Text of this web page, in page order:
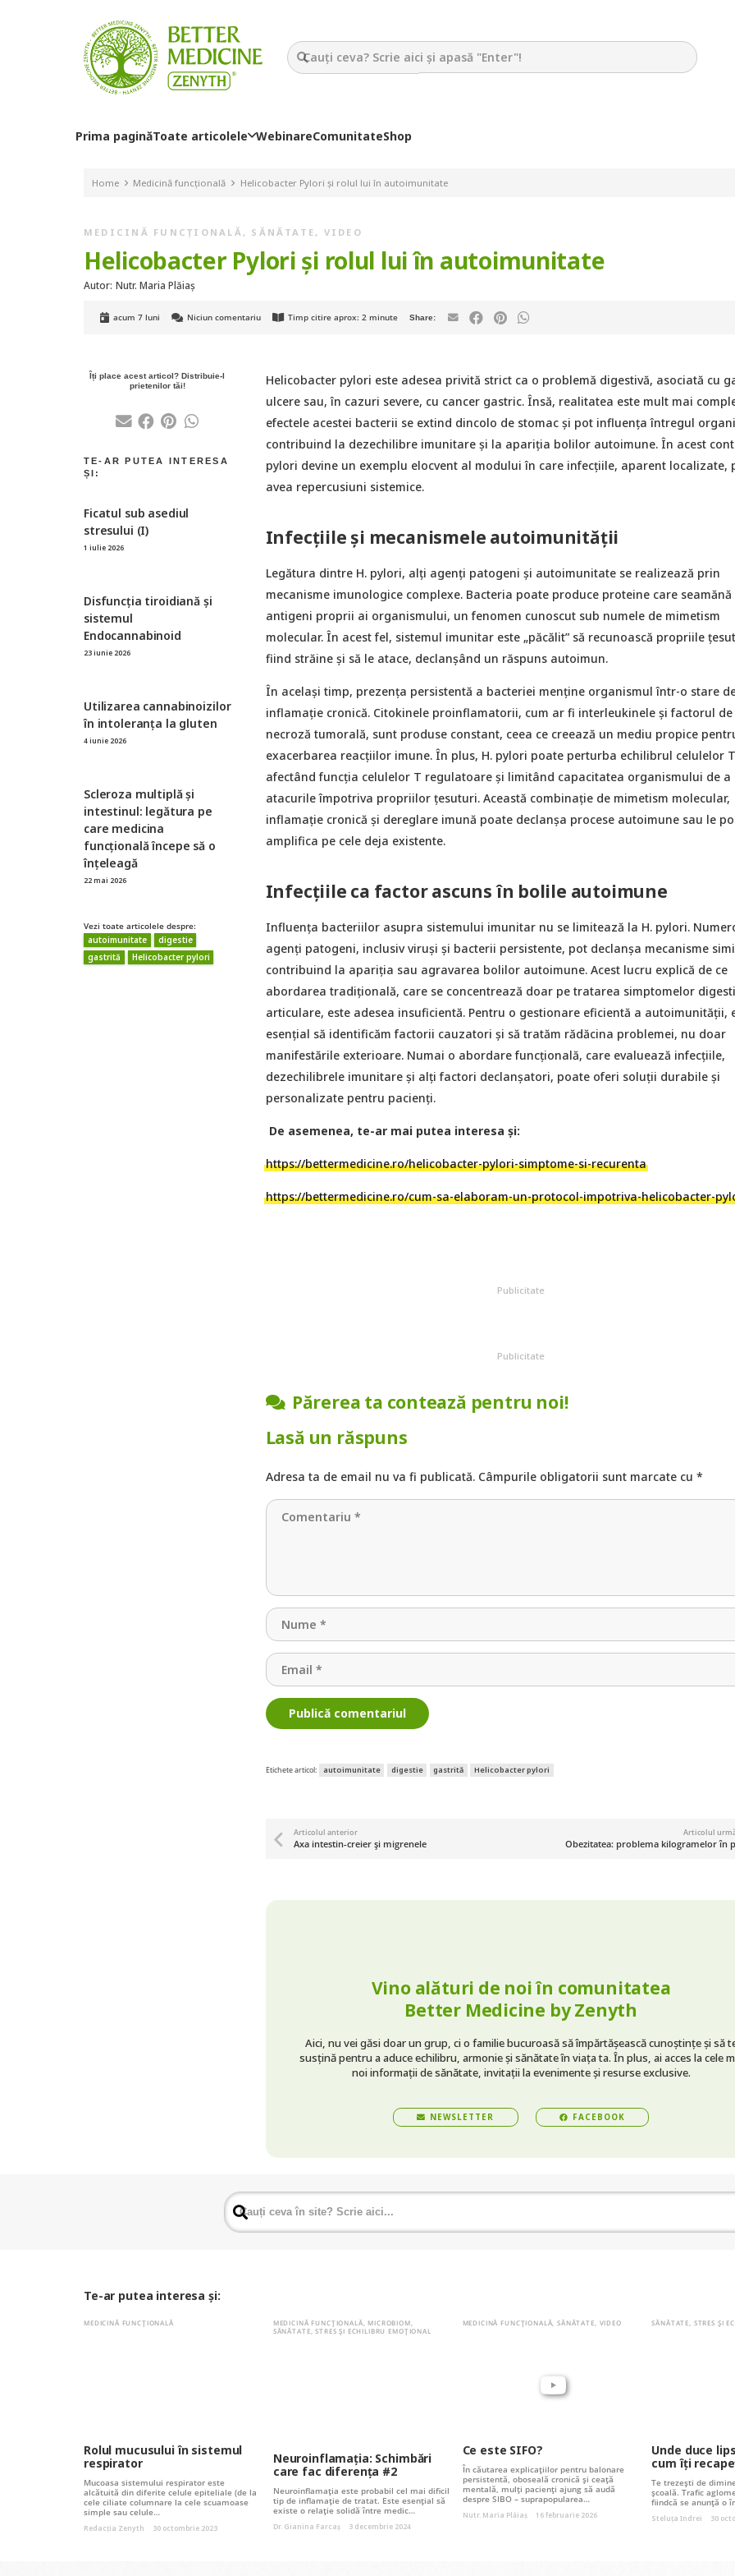
Prima paginăToate articolele WebinareComunitateShop
Home Medicină funcțională Helicobacter Pylori și rolul lui în autoimunitate
MEDICINĂ FUNCȚIONALĂ , SĂNĂTATE , VIDEO
Helicobacter Pylori și rolul lui în autoimunitate
Autor: Nutr. Maria Plăiaș
acum 7 luni Niciun comentariu Timp citire aprox: 2 minute
Ficatul sub asediul
stresului (I)
1 iulie 2026
Disfuncția tiroidiană și
sistemul
Endocannabinoid
23 iunie 2026
Utilizarea cannabinoizilor
în intoleranța la gluten
4 iunie 2026
Scleroza multiplă și
intestinul: legătura pe
care medicina
funcțională începe să o
înțeleagă
22 mai 2026
Vezi toate articolele despre:
autoimunitate
digestie
gastrită
Helicobacter pylori
Helicobacter pylori este adesea privită strict ca o problemă digestivă, asociată cu
ulcere sau, în cazuri severe, cu cancer gastric. Însă, realitatea este mult mai
efectele acestei bacterii se extind dincolo de stomac și pot influența întregul
contribuind la dezechilibre imunitare și la apariția bolilor autoimune. În acest
pylori devine un exemplu elocvent al modului în care infecțiile, aparent localizate,
avea repercusiuni sistemice.
Infecțiile și mecanismele autoimunității
Legătura dintre H. pylori, alți agenți patogeni și autoimunitate se realizează prin
mecanisme imunologice complexe. Bacteria poate produce proteine care seamănă
antigeni proprii ai organismului, un fenomen cunoscut sub numele de mimetism
molecular. În acest fel, sistemul imunitar este „păcălit” să recunoască propriile
fiind străine și să le atace, declanșând un răspuns autoimun.
În același timp, prezența persistentă a bacteriei menține organismul într-o stare
inflamație cronică. Citokinele proinflamatorii, cum ar fi interleukinele și factorul de
necroză tumorală, sunt produse constant, ceea ce creează un mediu propice
exacerbarea reacțiilor imune. În plus, H. pylori poate perturba echilibrul celulelor
afectând funcția celulelor T regulatoare și limitând capacitatea organismului de a
atacurile împotriva propriilor țesuturi. Această combinație de mimetism molecular,
inflamație cronică și dereglare imună poate declanșa procese autoimune sau le
amplifica pe cele deja existente.
Infecțiile ca factor ascuns în bolile autoimune
Influența bacteriilor asupra sistemului imunitar nu se limitează la H. pylori.
agenți patogeni, inclusiv viruși și bacterii persistente, pot declanșa mecanisme
contribuind la apariția sau agravarea bolilor autoimune. Acest lucru explică de ce
abordarea tradițională, care se concentrează doar pe tratarea simptomelor
articulare, este adesea insuficientă. Pentru o gestionare eficientă a autoimunității,
esențial să identificăm factorii cauzatori și să tratăm rădăcina problemei, nu doar
manifestările exterioare. Numai o abordare funcțională, care evaluează infecțiile,
dezechilibrele imunitare și alți factori declanșatori, poate oferi soluții durabile și
personalizate pentru pacienți.
De asemenea, te-ar mai putea interesa și:
https://bettermedicine.ro/helicobacter-pylori-simptome-si-recurenta
https://bettermedicine.ro/cum-sa-elaboram-un-protocol-impotriva-helicobacter-
Publicitate
Publicitate
Părerea ta contează pentru noi!
Lasă un răspuns
Adresa ta de email nu va fi publicată. Câmpurile obligatorii sunt marcate cu *
Publică comentariul
Etichete articol: autoimunitate digestie gastrită Helicobacter pylori
Articolul anterior
Axa intestin-creier și migrenele
Articolul
Obezitatea: problema kilogramelor în
Vino alături de noi în comunitatea
Better Medicine by Zenyth
Aici, nu vei găsi doar un grup, ci o familie bucuroasă să împărtășească cunoștințe și să
susțină pentru a aduce echilibru, armonie și sănătate în viața ta. În plus, ai acces la cele
noi informații de sănătate, invitații la evenimente și resurse exclusive.
NEWSLETTER FACEBOOK
Te-ar putea interesa și:
MEDICINĂ FUNCȚIONALĂ
Rolul mucusului în sistemul
respirator
Mucoasa sistemului respirator este
alcătuită din diferite celule epiteliale (de la
cele ciliate columnare la cele scuamoase
simple sau celule…
Redacția Zenyth 30 octombrie 2023
MEDICINĂ FUNCȚIONALĂ MICROBIOM
SĂNĂTATE ,STRES ȘI ECHILIBRU EMOȚIONAL
Neuroinflamația: Schimbări
care fac diferența #2
Neuroinflamația este probabil cel mai dificil
tip de inflamație de tratat. Este esențial să
existe o relație solidă între medic…
Dr. Gianina Farcaș 3 decembrie 2024
MEDICINĂ FUNCȚIONALĂ ,SĂNĂTATE VIDEO
Ce este SIFO?
În căutarea explicațiilor pentru balonare
persistentă, oboseală cronică și ceață
mentală, mulți pacienți ajung să audă
despre SIBO – suprapopularea…
Nutr. Maria Plăiaș 16 februarie 2026
SĂNĂTATE STRES ȘI
Unde duce
cum îți
Te trezești de
școală. Trafic
fiindcă se anunță o
Steluța Indrei 30